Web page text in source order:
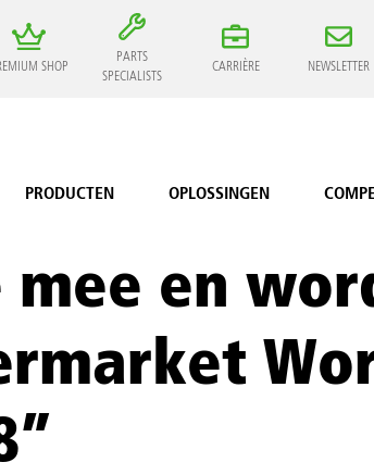
SHOP
PARTS
SPECIALISTS
CARRIÈRE NEWSLETTER
PRODUCTEN OPLOSSINGEN
mee en